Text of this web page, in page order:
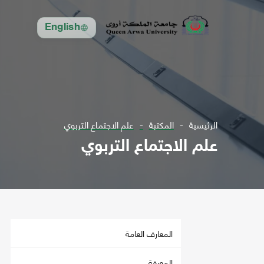
English
الرئيسية المكتبة علم الاجتماع التربوي
علم الاجتماع التربوي
المعارف العامة